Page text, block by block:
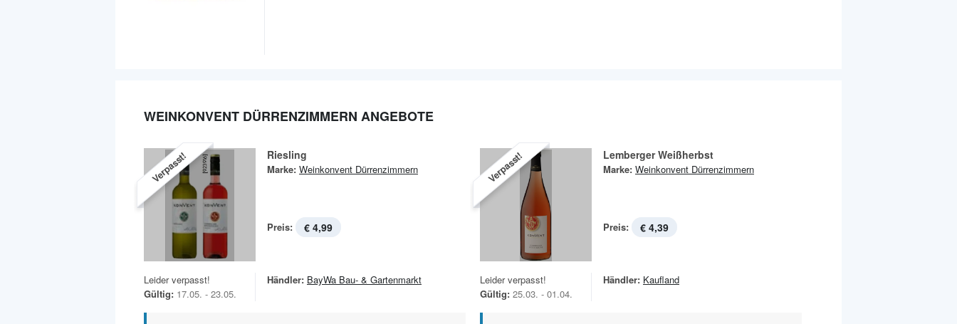
WEINKONVENT DÜRRENZIMMERN ANGEBOTE
Verpasst! Riesling
Marke: Weinkonvent Dürrenzimmern
Preis: € 4,99
Leider verpasst!
Gültig: 17.05. - 23.05.
Händler: BayWa Bau- & Gartenmarkt
Verpasst! Lemberger Weißherbst
Marke: Weinkonvent Dürrenzimmern
Preis: € 4,39
Leider verpasst!
Gültig: 25.03. - 01.04.
Händler: Kaufland